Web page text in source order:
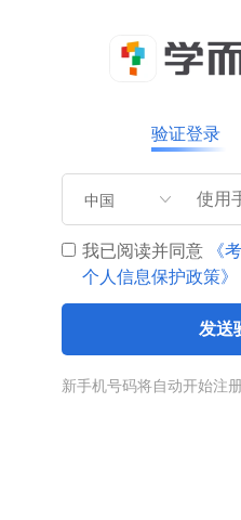
验证登录
中国
我已阅读并同意 《
个人信息保护政策》
发送
新手机号码将自动开始注